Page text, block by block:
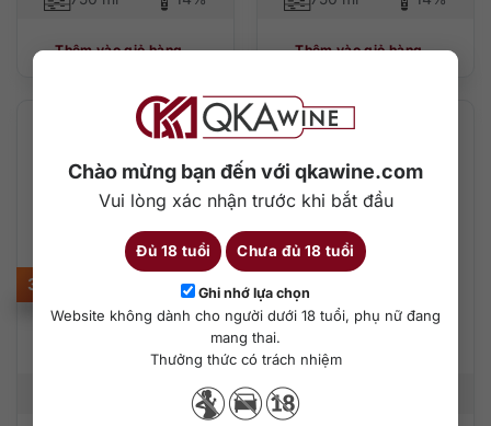
Chào mừng bạn đến với qkawine.com
Vui lòng xác nhận trước khi bắt đầu
Đủ 18 tuổi Chưa đủ 18 tuổi
Ghi nhớ lựa chọn
Website không dành cho người dưới 18 tuổi, phụ nữ đang
mang thai.
Thưởng thức có trách nhiệm
Thêm vào giỏ hàng Thêm vào giỏ hàng
Sauvignon – Shiraz
350.000
14%
Sauvignon
1.030.000